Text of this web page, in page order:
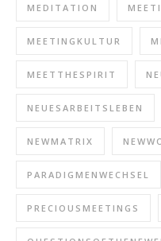
MEDITATION
MEETINGKULTUR
MEETTHESPIRIT
NEUESARBEITSLEBEN
NEWMATRIX
PARADIGMENWECHSEL
PRECIOUSMEETINGS